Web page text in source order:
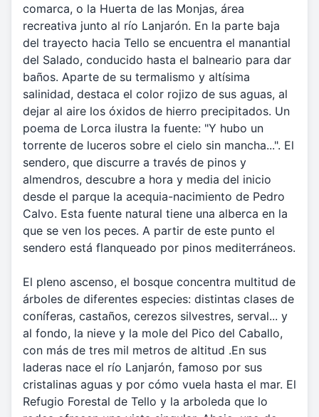
comarca, o la Huerta de las Monjas, área
recreativa junto al río Lanjarón. En la parte baja
del trayecto hacia Tello se encuentra el manantial
del Salado, conducido hasta el balneario para dar
baños. Aparte de su termalismo y altísima
salinidad, destaca el color rojizo de sus aguas, al
dejar al aire los óxidos de hierro precipitados. Un
poema de Lorca ilustra la fuente: "Y hubo un
torrente de luceros sobre el cielo sin mancha...". El
sendero, que discurre a través de pinos y
almendros, descubre a hora y media del inicio
desde el parque la acequia-nacimiento de Pedro
Calvo. Esta fuente natural tiene una alberca en la
que se ven los peces. A partir de este punto el
sendero está flanqueado por pinos mediterráneos.
El pleno ascenso, el bosque concentra multitud de
árboles de diferentes especies: distintas clases de
coníferas, castaños, cerezos silvestres, serval... y
al fondo, la nieve y la mole del Pico del Caballo,
con más de tres mil metros de altitud .En sus
laderas nace el río Lanjarón, famoso por sus
cristalinas aguas y por cómo vuela hasta el mar. El
Refugio Forestal de Tello y la arboleda que lo